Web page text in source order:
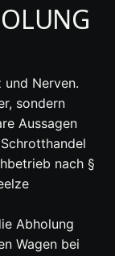
Nerven.
sondern
Aussagen
nach §
Abholung
Wagen bei